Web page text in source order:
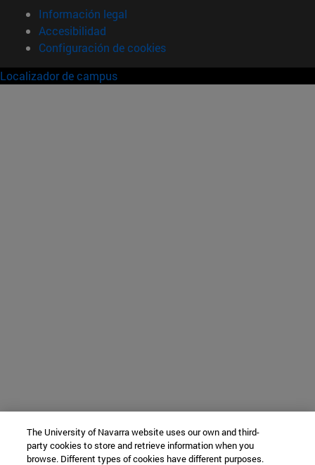
Información legal
Accesibilidad
Configuración de cookies
Localizador de campus
The University of Navarra website uses our own and third-
party cookies to store and retrieve information when you
browse. Different types of cookies have different purposes.